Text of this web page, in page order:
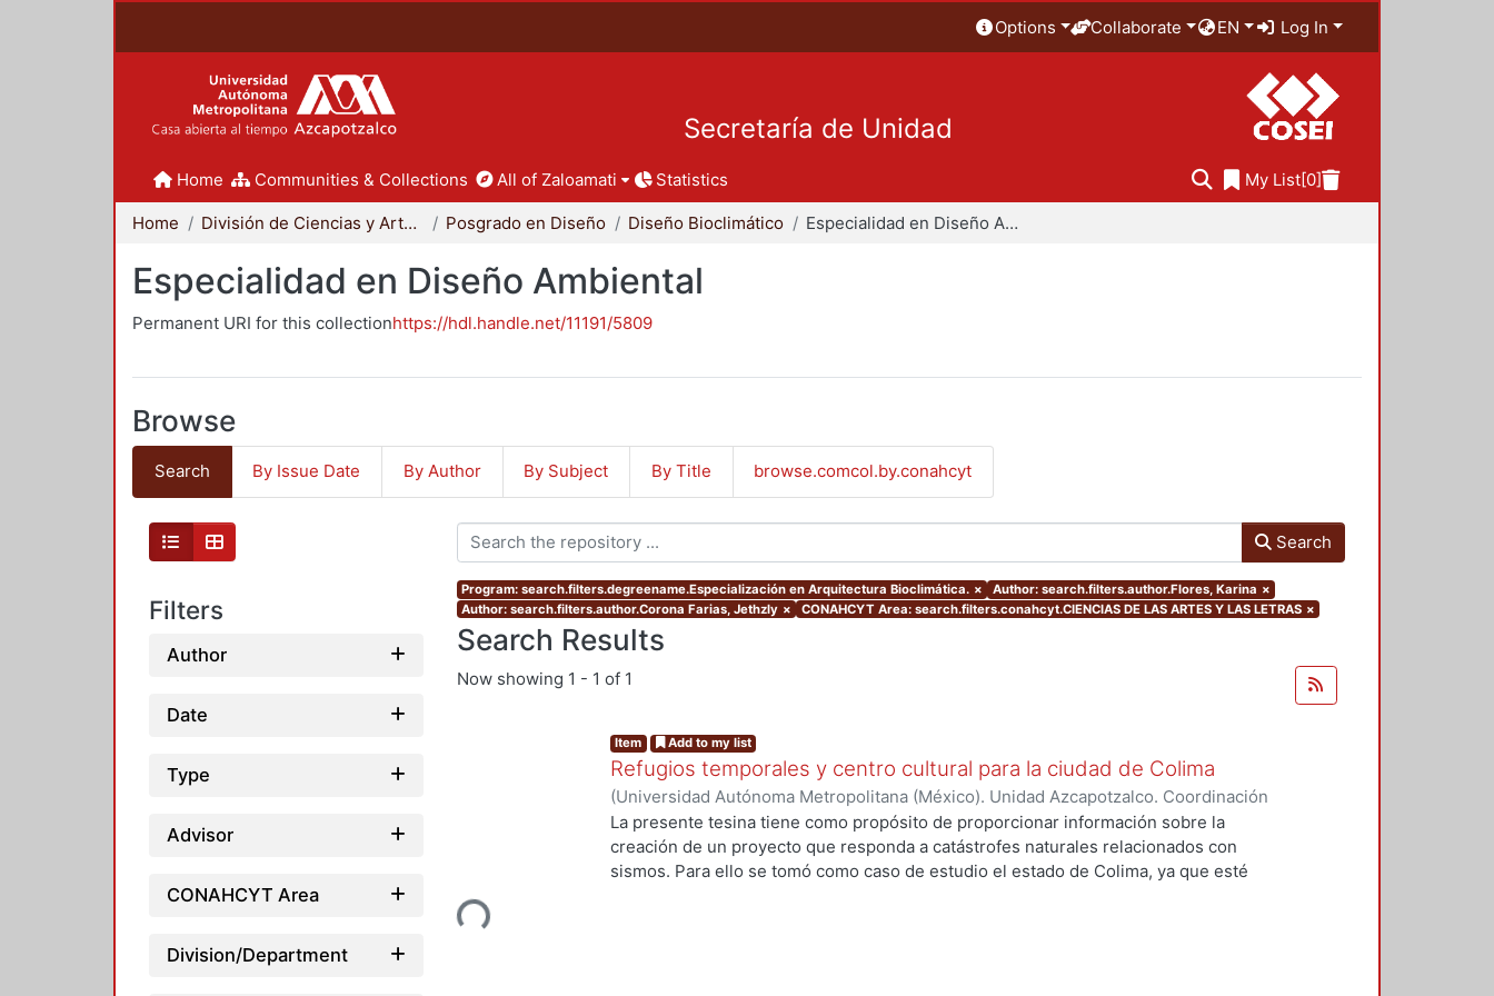
Options Collaborate EN Log In
Secretaría de Unidad
Home Communities & Collections All of Zaloamati Statistics My List[0]
Home División de Ciencias y Artes para el Diseño Posgrado en Diseño Diseño Bioclimático Especialidad en Diseño Ambiental
Especialidad en Diseño Ambiental
Permanent URI for this collectionhttps://hdl.handle.net/11191/5809
Browse
Search By Issue Date By Author By Subject By Title browse.comcol.by.conahcyt
Filters
Author
Date
Type
Advisor
CONAHCYT Area
Division/Department
Search
Program: search.filters.degreename.Especialización en Arquitectura Bioclimática. × Author: search.filters.author.Flores, Karina ×
Author: search.filters.author.Corona Farias, Jethzly × CONAHCYT Area: search.filters.conahcyt.CIENCIAS DE LAS ARTES Y LAS LETRAS ×
Search Results
Now showing 1 - 1 of 1
Loading...
Item Add to my list
Refugios temporales y centro cultural para la ciudad de Colima
(Universidad Autónoma Metropolitana (México). Unidad Azcapotzalco. Coordinación
de Servicios de Información.,2015-09)Corona Farias, Jethzly;Flores, Karina
La presente tesina tiene como propósito de proporcionar información sobre la
creación de un proyecto que responda a catástrofes naturales relacionados con
sismos. Para ello se tomó como caso de estudio el estado de Colima, ya que esté